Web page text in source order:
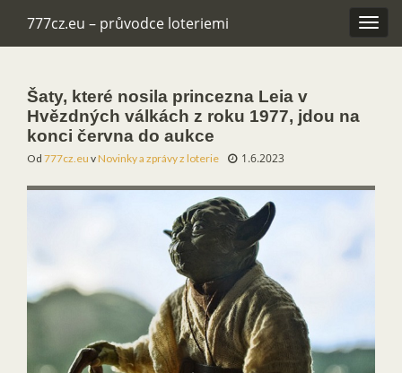
777cz.eu – průvodce loteriemi
Šaty, které nosila princezna Leia v
Hvězdných válkách z roku 1977, jdou na
konci června do aukce
Od 777cz.eu vNovinky a zprávy z loterie 1.6.2023